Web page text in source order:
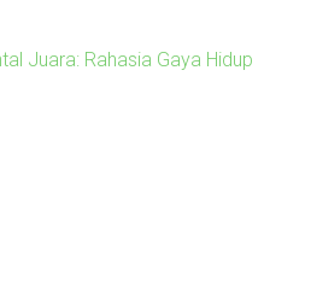
Juara: Rahasia Gaya Hidup